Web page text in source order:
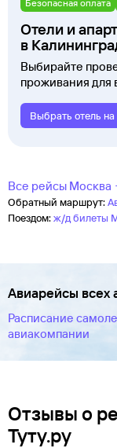
Безопасная оплата
Отели и
в
Выбирайте
проживания для
Выбрать отель на
Все рейсы Москва
Обратный маршрут:
Поездом:ж/д билеты
Авиарейсы всех
Расписание
авиакомпании
Отзывы о
Туту.ру